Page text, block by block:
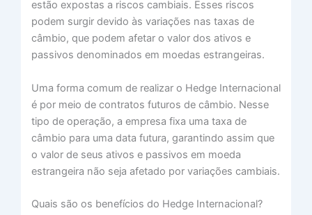
estão expostas a riscos cambiais. Esses riscos
podem surgir devido às variações nas taxas de
câmbio, que podem afetar o valor dos ativos e
passivos denominados em moedas estrangeiras.
Uma forma comum de realizar o Hedge Internacional
é por meio de contratos futuros de câmbio. Nesse
tipo de operação, a empresa fixa uma taxa de
câmbio para uma data futura, garantindo assim que
o valor de seus ativos e passivos em moeda
estrangeira não seja afetado por variações cambiais.
Quais são os benefícios do Hedge Internacional?